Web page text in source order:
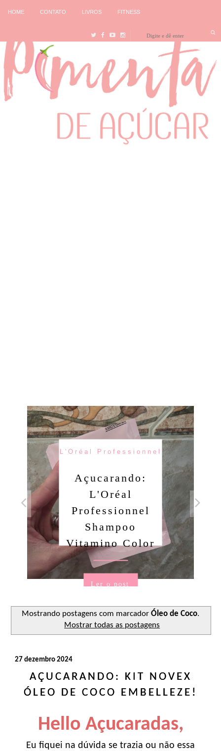
HOME CONTATO LIVROS FITNESS
L'Oréal Professionnel
Açucarando:
L'Oréal
Professionnel
Shampoo
Vitamino Color
Ler o post
Mostrando postagens com marcador Óleo de Coco.
Mostrar todas as postagens
27 dezembro 2024
AÇUCARANDO: KIT NOVEX
ÓLEO DE COCO EMBELLEZE!
Hello Açucaradas,
Eu fiquei na dúvida se trazia ou não essa